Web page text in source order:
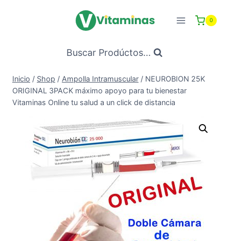
0
Buscar Prodúctos...
Inicio / Shop / Ampolla Intramuscular / NEUROBION 25K
ORIGINAL 3PACK máximo apoyo para tu bienestar
Vitaminas Online tu salud a un click de distancia